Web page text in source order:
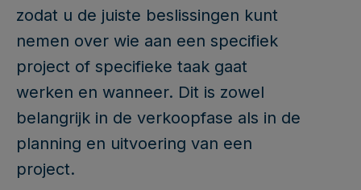
zodat u de juiste beslissingen kunt
nemen over wie aan een specifiek
project of specifieke taak gaat
werken en wanneer. Dit is zowel
belangrijk in de verkoopfase als in de
planning en uitvoering van een
project.